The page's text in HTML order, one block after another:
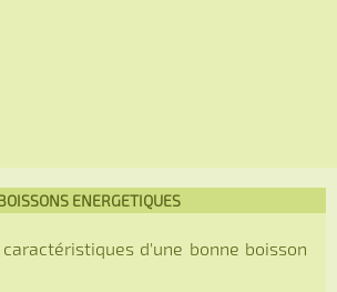
ENERGETIQUES
d'une bonne boisson